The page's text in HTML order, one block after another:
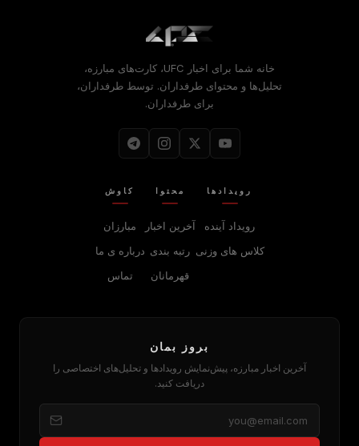
خانه شما برای اخبار UFC، کارت‌های مبارزه،
تحلیل‌ها و محتوای طرفداران. توسط طرفداران،
برای طرفداران.
رویدادها
رویداد آینده
کلاس های وزنی
محتوا
آخرین اخبار
رتبه بندی
قهرمانان
کاوش
مبارزان
درباره‌ ی ما
تماس
بروز بمان
آخرین اخبار مبارزه، پیش‌نمایش رویدادها و تحلیل‌های اختصاصی را
دریافت کنید.